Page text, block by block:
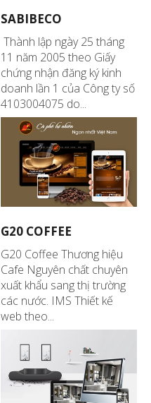
SABIBECO
Thành lập ngày 25 tháng
11 năm 2005 theo Giấy
chứng nhận đăng ký kinh
doanh lần 1 của Công ty số
4103004075 do...
G20 COFFEE
G20 Coffee Thương hiệu
Cafe Nguyên chất chuyên
xuất khẩu sang thị trường
các nước. IMS Thiết kế
web theo...